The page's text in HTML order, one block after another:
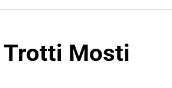
Trotti Mosti